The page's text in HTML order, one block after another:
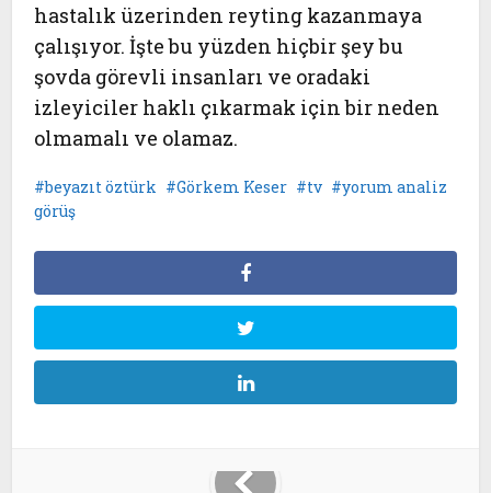
hastalık üzerinden reyting kazanmaya
çalışıyor. İşte bu yüzden hiçbir şey bu
şovda görevli insanları ve oradaki
izleyiciler haklı çıkarmak için bir neden
olmamalı ve olamaz.
beyazıt öztürk Görkem Keser tv
yorum analiz
görüş